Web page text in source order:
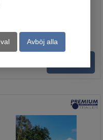
Avböj alla